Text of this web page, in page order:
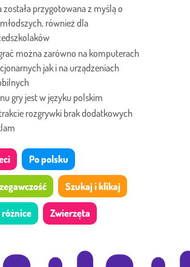
została przygotowana z myślą o
również dla
można zarówno na komputerach
jak i na urządzeniach
gry jest w języku polskim
rozgrywki brak dodatkowych
Po polsku
Szukaj i klikaj
Zwierzęta